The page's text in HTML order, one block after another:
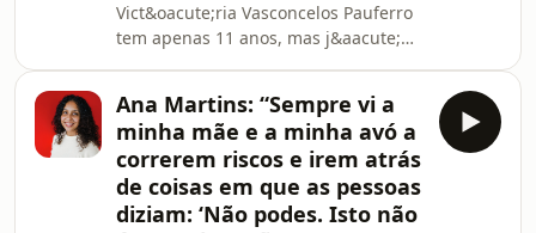
Vict&oacute;ria Vasconcelos Pauferro
tem apenas 11 anos, mas j&aacute;
Lisboa, para apresentar o jogo
"Aventuras com a&nbsp; Zoom Boom",
que criou para combater preconceitos
e todas as formas de
discrimina&ccedil;&atilde;o. Sempre a
Ana Martins: “Sempre vi a
minha mãe e a minha avó a
correrem riscos e irem atrás
de coisas em que as pessoas
diziam: ‘Não podes. Isto não